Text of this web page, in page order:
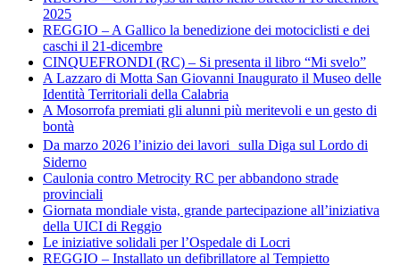
2025
REGGIO – A Gallico la benedizione dei motociclisti e dei
caschi il 21-dicembre
CINQUEFRONDI (RC) – Si presenta il libro “Mi svelo”
A Lazzaro di Motta San Giovanni Inaugurato il Museo delle
Identità Territoriali della Calabria
A Mosorrofa premiati gli alunni più meritevoli e un gesto di
bontà
Da marzo 2026 l’inizio dei lavori sulla Diga sul Lordo di
Siderno
Caulonia contro Metrocity RC per abbandono strade
provinciali
Giornata mondiale vista, grande partecipazione all’iniziativa
della UICI di Reggio
Le iniziative solidali per l’Ospedale di Locri
REGGIO – Installato un defibrillatore al Tempietto